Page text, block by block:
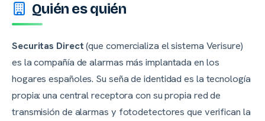
Quién es quién
Securitas Direct(que comercializa el sistema Verisure)
es la compañía de alarmas más implantada en los
hogares españoles. Su seña de identidad es la tecnología
propia: una central receptora con su propia red de
transmisión de alarmas y fotodetectores que verifican la